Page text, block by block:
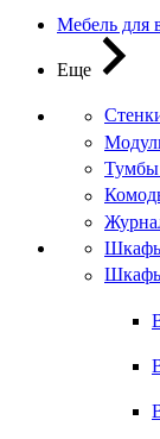
Мебель для
Еще